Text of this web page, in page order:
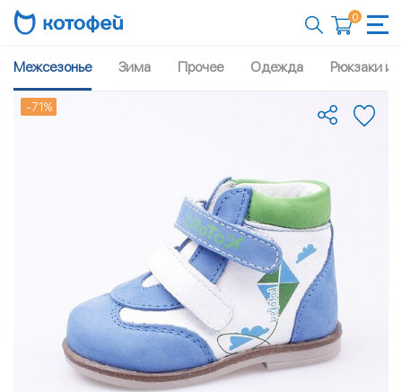
0
Межсезонье Зима Прочее Одежда Рюкзаки и
-71%